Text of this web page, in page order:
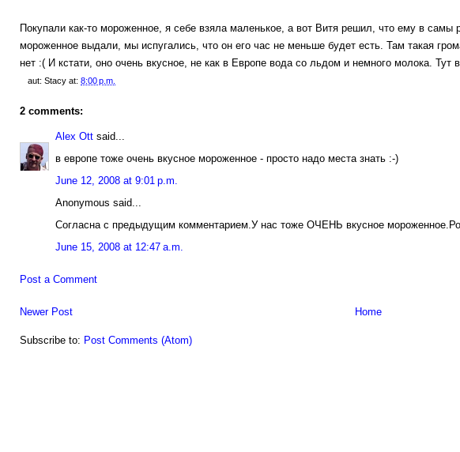
Покупали как-то мороженное, я себе взяла маленькое, а вот Витя решил, что ему в
мороженное выдали, мы испугались, что он его час не меньше будет есть. Там такая
нет :( И кстати, оно очень вкусное, не как в Европе вода со льдом и немного молока.
aut: Stacy at: 8:00 p.m.
2 comments:
Alex Ott said...
в европе тоже очень вкусное мороженное - просто надо места знать :-)
June 12, 2008 at 9:01 p.m.
Anonymous said...
Согласна с предыдущим комментарием.У нас тоже ОЧЕНЬ вкусное
June 15, 2008 at 12:47 a.m.
Post a Comment
Newer Post Home
Subscribe to: Post Comments (Atom)